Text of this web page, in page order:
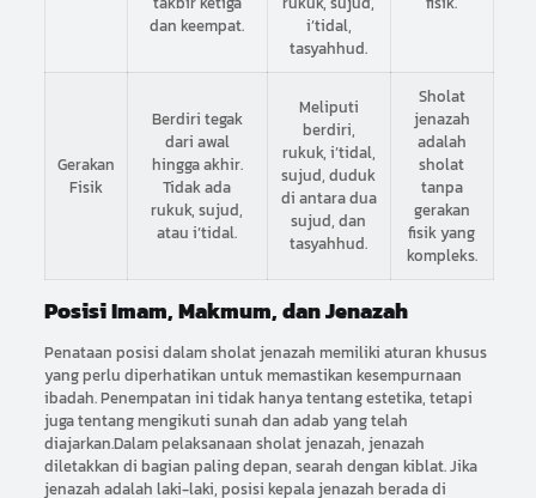
dan keempat.
i’tidal,
tasyahhud.
Gerakan
Fisik
Berdiri tegak
dari awal
hingga akhir.
Tidak ada
rukuk, sujud,
atau i’tidal.
Meliputi
berdiri,
rukuk, i’tidal,
sujud, duduk
di antara dua
sujud, dan
tasyahhud.
Sholat
jenazah
adalah
sholat
tanpa
gerakan
fisik yang
kompleks.
Posisi Imam, Makmum, dan Jenazah
Penataan posisi dalam sholat jenazah memiliki aturan khusus
yang perlu diperhatikan untuk memastikan kesempurnaan
ibadah. Penempatan ini tidak hanya tentang estetika, tetapi
juga tentang mengikuti sunah dan adab yang telah
diajarkan.Dalam pelaksanaan sholat jenazah, jenazah
diletakkan di bagian paling depan, searah dengan kiblat. Jika
jenazah adalah laki-laki, posisi kepala jenazah berada di